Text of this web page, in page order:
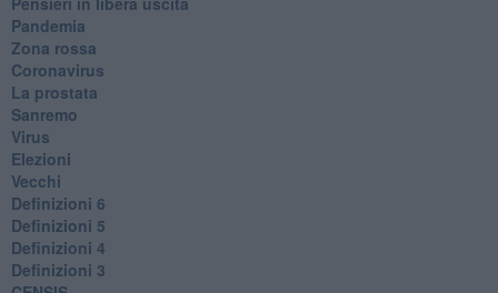
Pandemia
Zona rossa
Coronavirus
La prostata
Sanremo
Virus
Elezioni
Vecchi
Definizioni 6
Definizioni 5
Definizioni 4
Definizioni 3